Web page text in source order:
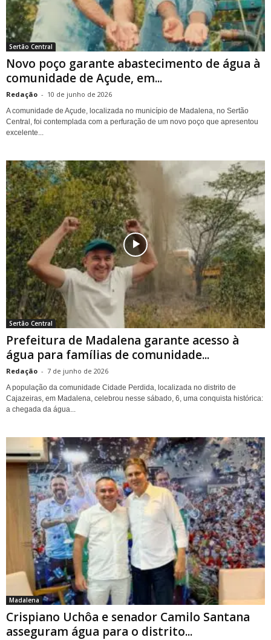
Sertão Central
Novo poço garante abastecimento de água à
comunidade de Açude, em...
Redação - 10 de junho de 2026
A comunidade de Açude, localizada no município de Madalena, no Sertão
Central, foi contemplada com a perfuração de um novo poço que apresentou
excelente...
Sertão Central
Prefeitura de Madalena garante acesso à
água para famílias de comunidade...
Redação - 7 de junho de 2026
A população da comunidade Cidade Perdida, localizada no distrito de
Cajazeiras, em Madalena, celebrou nesse sábado, 6, uma conquista histórica:
a chegada da água...
Madalena
Crispiano Uchôa e senador Camilo Santana
asseguram água para o distrito...